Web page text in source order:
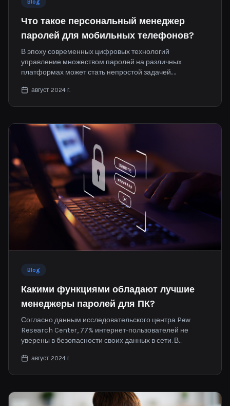
Blog
Что такое персональный менеджер
паролей для мобильных телефонов?
В эпоху современных цифровых технологий
управление множеством паролей на различных
платформах может стать непростой задачей.
обеспечивая безопасное хранение и систематизацию
август 2024 г.
Blog
Какими функциями обладают лучшие
менеджеры паролей для ПК?
Согласно данным исследовательского центра Pew
Research Center, 77% интернет-пользователей не
уверены в безопасности своих данных в сети. В
многочисленными паролями на разных платформах
август 2024 г.